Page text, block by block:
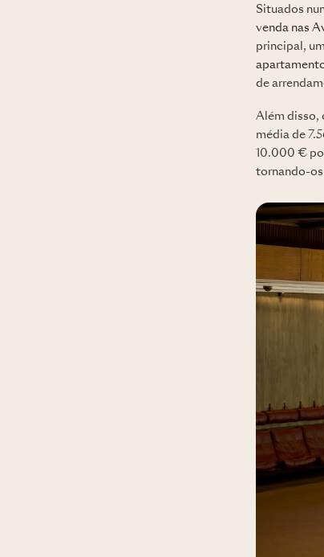
Situados
venda nas
principal,
de
Além disso,
média de
10.000 €
tornando-os